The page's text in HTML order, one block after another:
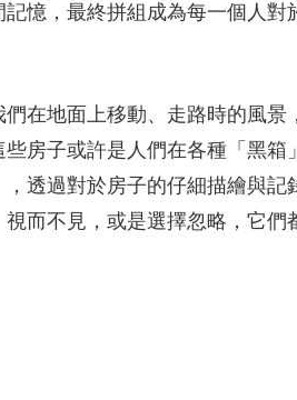
憶，最終拼組成為每一個人對
在地面上移動、走路時的風
房子或許是人們在各種「黑
透過對於房子的仔細描繪與
而不見，或是選擇忽略，它